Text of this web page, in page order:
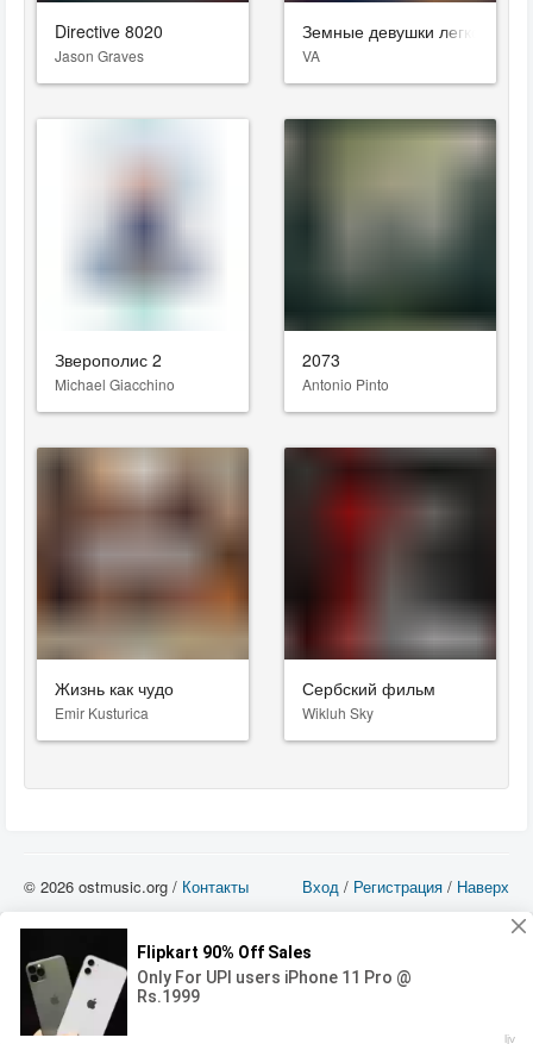
Directive 8020
Jason Graves
Земные девушки легко
VA
Зверополис 2
Michael Giacchino
2073
Antonio Pinto
Жизнь как чудо
Emir Kusturica
Сербский фильм
Wikluh Sky
Вход / Регистрация / Наверх
© 2026 ostmusic.org / Контакты
можете использовать такие материалы только в том в случае, если
использование производится с ознакомительными целями - для прочих целей
вы должны приобрести лицензионную запись.